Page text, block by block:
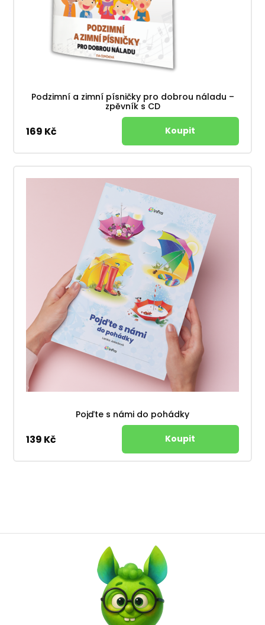
Podzimní a zimní písničky pro dobrou náladu –
zpěvník s CD
169 Kč
Pojďte s námi do pohádky
139 Kč